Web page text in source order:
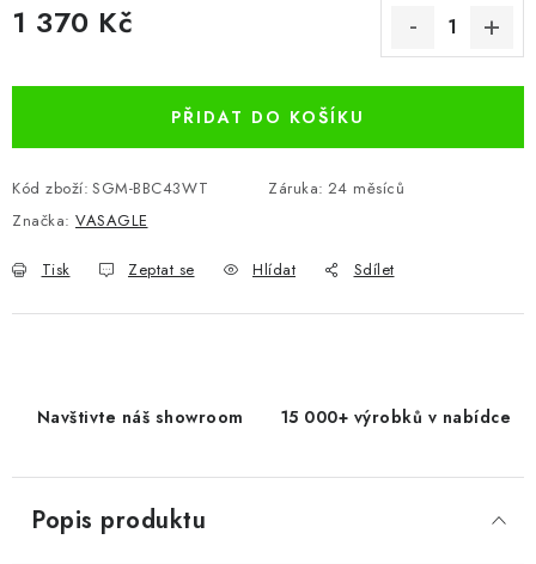
1 370 Kč
PŘIDAT DO KOŠÍKU
Kód zboží: SGM-BBC43WT Záruka: 24 měsíců
Značka: VASAGLE
Tisk Zeptat se Hlídat Sdílet
Navštivte náš showroom 15 000+ výrobků v nabídce
Popis produktu